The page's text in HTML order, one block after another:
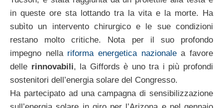
in queste ore sta lottando tra la vita e la morte. Ha
subìto un intervento chirurgico e le sue condizioni
restano molto critiche. Nota per il suo profondo
impegno nella riforma energetica nazionalea favore
delle rinnovabili, la Giffords è uno tra i più profondi
sostenitori dell’energia solare del Congresso.
Ha partecipato ad una campagna di sensibilizzazione